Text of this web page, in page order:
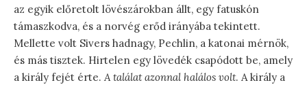
az egyik előretolt lövészárokban állt, egy fatuskón
támaszkodva, és a norvég erőd irányába tekintett.
Mellette volt Sivers hadnagy, Pechlin, a katonai mérnök,
és más tisztek. Hirtelen egy lövedék csapódott be, amely
a király fejét érte. A találat azonnal halálos volt. A király a